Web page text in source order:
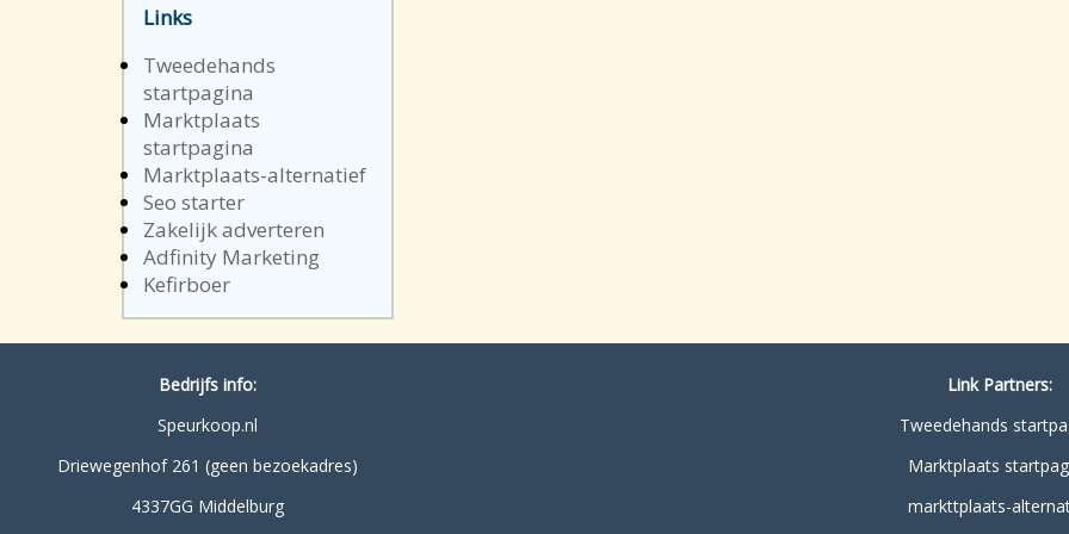
Links
Tweedehands
startpagina
Marktplaats
startpagina
Marktplaats-alternatief
Seo starter
Zakelijk adverteren
Adfinity Marketing
Kefirboer
Bedrijfs info:
Speurkoop.nl
Driewegenhof 261 (geen bezoekadres)
4337GG Middelburg
Link Partners:
Tweedehands
Marktplaats
markttplaats-